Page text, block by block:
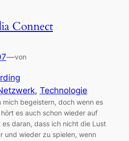
Connect
—von
, Technologie
mich begeistern, doch wenn es
es auch schon wieder auf
es daran, dass ich nicht die Lust
und wieder zu spielen, wenn